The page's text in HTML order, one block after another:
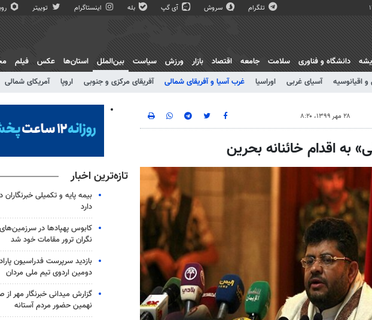
تلگرام سروش آی گپ بله اینستاگرام توییتر
دانشگاه و فناوری سلامت جامعه اقتصاد بازار ورزش سیاست
بین‌الملل
اقیانوسیه آسیای غربی اوراسیا غرب آسیا و آفریقای شمالی آفریقای مرکزی و جنوبی اروپا آمریکای شمالی
استان‌ها عکس فیلم
۲۸ مهر ۱۳۹۹، ۸:۲۰
به اقدام خائنانه بحرین
تازه‌ترین اخبار
بیمه پایه و تکمیلی خبرنگاران
دارد
کابوس پهپادها در
نگران ترور مقامات خود شد
بازدید سرپرست فدراسیون
دومین اردوی تیم ملی مردان
گزارش میدانی خبرنگار مهر از
نهمین حضور مردم آستانه